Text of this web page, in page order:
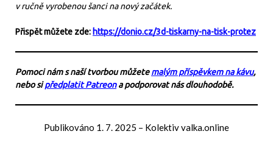
v ručně vyrobenou šanci na nový začátek.
Přispět můžete zde: https://donio.cz/3d-tiskarny-na-tisk-protez
Pomoci nám s naší tvorbou můžetemalým příspěvkem na kávu,
nebo sipředplatit Patreona podporovat nás dlouhodobě.
Publikováno 1. 7. 2025 – Kolektiv valka.online